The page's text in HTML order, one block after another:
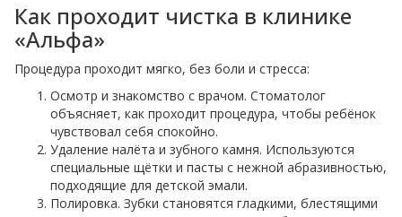
Как проходит чистка в клинике
«Альфа»
Процедура проходит мягко, без боли и стресса:
Осмотр и знакомство с врачом. Стоматолог
объясняет, как проходит процедура, чтобы ребёнок
чувствовал себя спокойно.
Удаление налёта и зубного камня. Используются
специальные щётки и пасты с нежной абразивностью,
подходящие для детской эмали.
Полировка. Зубки становятся гладкими, блестящими